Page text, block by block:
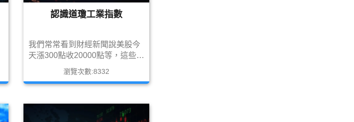
認識道瓊工業指數
我們常常看到財經新聞說美股今
天漲300點收20000點等，這些新
聞所描述的指數都是在描述道瓊
工業指數，今天就讓筆者用簡單
的一篇文章，帶大家來認識這個
瀏覽次數:8332